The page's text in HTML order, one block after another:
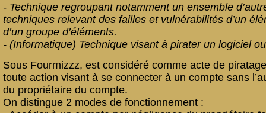
- Technique regroupant notamment un ensemble
techniques relevant des failles et vulnérabilités d’un
d’un groupe d’éléments.
- (Informatique) Technique visant à pirater un logiciel
Sous Fourmizzz, est considéré comme acte de
toute action visant à se connecter à un compte sans
du propriétaire du compte.
On distingue 2 modes de fonctionnement :